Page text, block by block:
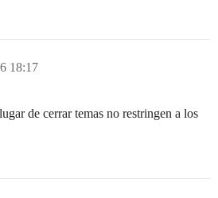
18:17
de cerrar temas no restringen a los